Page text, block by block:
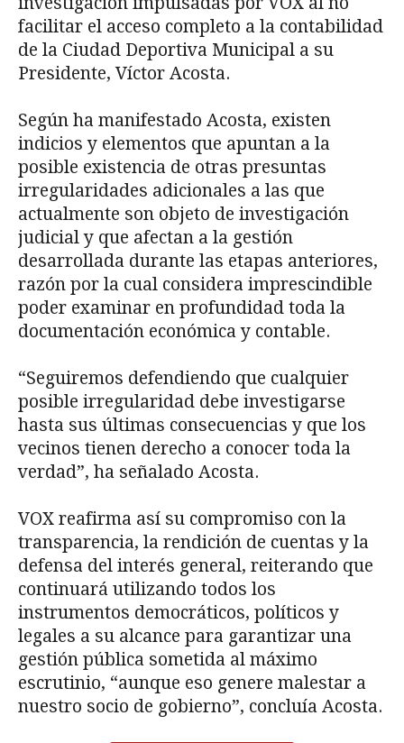
facilitar el acceso completo a la contabilidad
de la Ciudad Deportiva Municipal a su
Presidente, Víctor Acosta.
Según ha manifestado Acosta, existen
indicios y elementos que apuntan a la
posible existencia de otras presuntas
irregularidades adicionales a las que
actualmente son objeto de investigación
judicial y que afectan a la gestión
desarrollada durante las etapas anteriores,
razón por la cual considera imprescindible
poder examinar en profundidad toda la
documentación económica y contable.
“Seguiremos defendiendo que cualquier
posible irregularidad debe investigarse
hasta sus últimas consecuencias y que los
vecinos tienen derecho a conocer toda la
verdad”, ha señalado Acosta.
VOX reafirma así su compromiso con la
transparencia, la rendición de cuentas y la
defensa del interés general, reiterando que
continuará utilizando todos los
instrumentos democráticos, políticos y
legales a su alcance para garantizar una
gestión pública sometida al máximo
escrutinio, “aunque eso genere malestar a
nuestro socio de gobierno”, concluía Acosta.